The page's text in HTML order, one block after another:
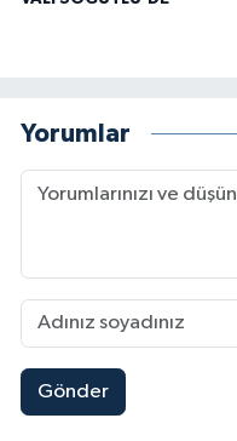
Yorumlar
Gönder